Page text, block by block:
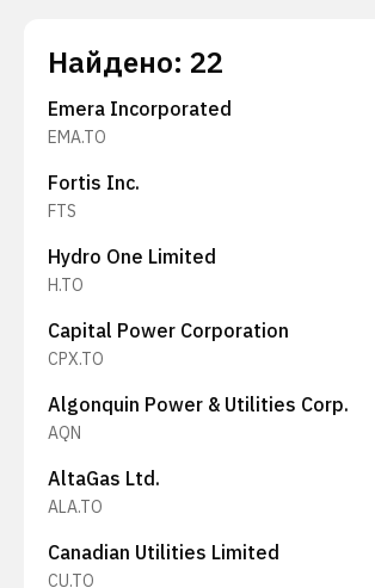
Найдено: 22
Emera Incorporated
EMA.TO
Fortis Inc.
FTS
Hydro One Limited
H.TO
Capital Power Corporation
CPX.TO
Algonquin Power & Utilities Corp.
AQN
AltaGas Ltd.
ALA.TO
Canadian Utilities Limited
CU.TO